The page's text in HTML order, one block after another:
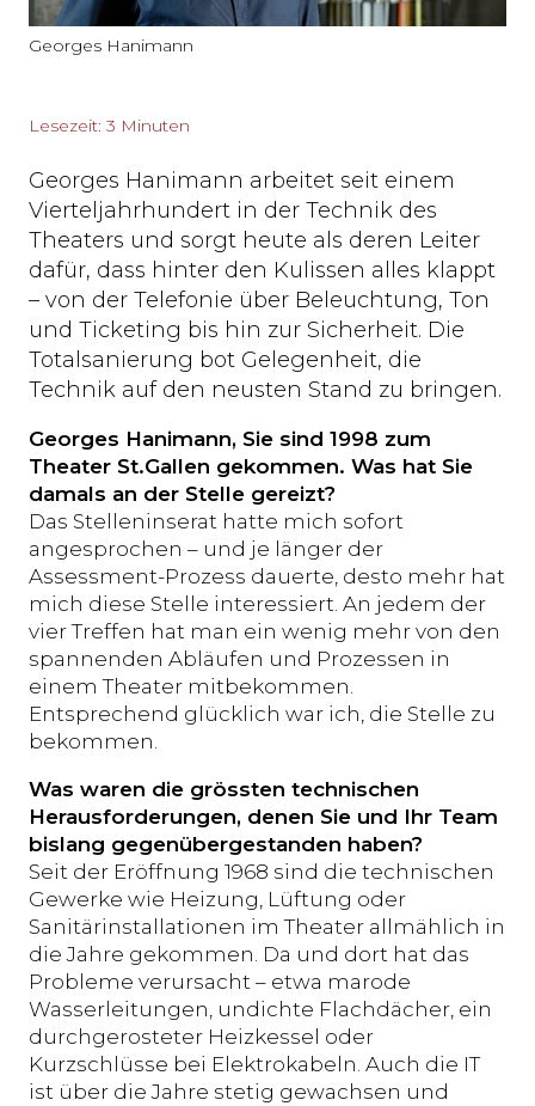
Georges Hanimann
Lesezeit: 3 Minuten
Georges Hanimann arbeitet seit einem
Vierteljahrhundert in der Technik des
Theaters und sorgt heute als deren Leiter
dafür, dass hinter den Kulissen alles klappt
– von der Telefonie über Beleuchtung, Ton
und Ticketing bis hin zur Sicherheit. Die
Totalsanierung bot Gelegenheit, die
Technik auf den neusten Stand zu bringen.
Georges Hanimann, Sie sind 1998 zum
Theater St.Gallen gekommen. Was hat Sie
damals an der Stelle gereizt?
Das Stelleninserat hatte mich sofort
angesprochen – und je länger der
Assessment-Prozess dauerte, desto mehr hat
mich diese Stelle interessiert. An jedem der
vier Treffen hat man ein wenig mehr von den
spannenden Abläufen und Prozessen in
einem Theater mitbekommen.
Entsprechend glücklich war ich, die Stelle zu
bekommen.
Was waren die grössten technischen
Herausforderungen, denen Sie und Ihr Team
bislang gegenübergestanden haben?
Seit der Eröffnung 1968 sind die technischen
Gewerke wie Heizung, Lüftung oder
Sanitärinstallationen im Theater allmählich in
die Jahre gekommen. Da und dort hat das
Probleme verursacht – etwa marode
Wasserleitungen, undichte Flachdächer, ein
durchgerosteter Heizkessel oder
Kurzschlüsse bei Elektrokabeln. Auch die IT
ist über die Jahre stetig gewachsen und